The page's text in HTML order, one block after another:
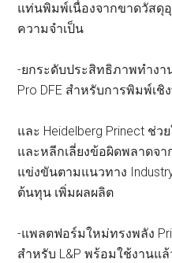
แท่นพิมพ์เนื่องจากขาดวัสดุ
ความจำเป็น
-ยกระดับประสิทธิภาพทำงา
Pro DFE สำหรับการพิมพ์เ
และ Heidelberg Prinect ช่
และหลีกเลี่ยงข้อผิดพลาดจ
แข่งขันตามแนวทาง
ต้นทุน เพิ่มผลผลิต
-แพลตฟอร์มใหม่ทรงพลัง
สำหรับ L&P พร้อมใช้งานแล้